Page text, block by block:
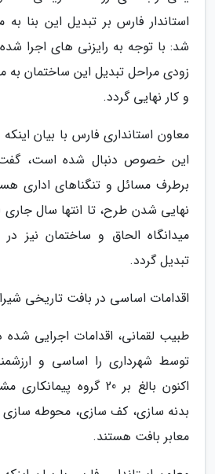
استاندار فارس بر تبدیل این بنا به
شد: با توجه به رایزنی های اجرا
زودی مراحل تبدیل این ساختمان به
و کار نهایی گردد.
معاون استانداری فارس با بیان
این خصوص دنبال شده است، گفت:
برطرف مسائل و تنگناهای اداری
نهایی شدن طرح، تا انتها سال جاری
میدانگاه الحاق و ساختمان نیز
تبدیل گردد.
اقدامات اساسی در بافت تاریخی
طبیب لقمانی، اقدامات اجرایی شده
توسط شهرداری را اساسی و
اکنون بالغ بر 20 گروه
بدنه سازی، کف سازی، محوطه سازی
معابر بافت هستند.